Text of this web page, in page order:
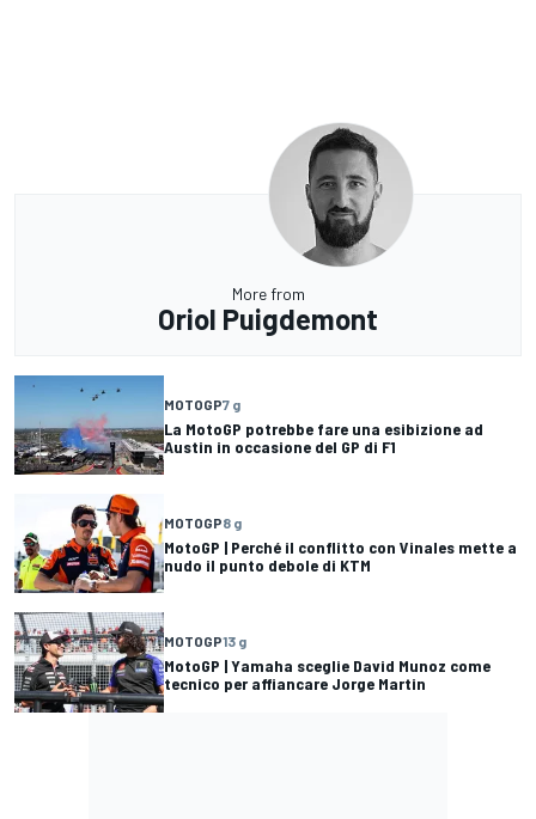
More from
Oriol Puigdemont
MOTOGP7 g
La MotoGP potrebbe fare una esibizione ad
Austin in occasione del GP di F1
MOTOGP8 g
MotoGP | Perché il conflitto con Vinales mette a
nudo il punto debole di KTM
MOTOGP13 g
MotoGP | Yamaha sceglie David Munoz come
tecnico per affiancare Jorge Martin